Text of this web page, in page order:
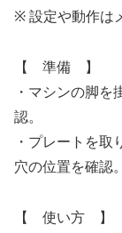
※ 設定や動作は
【 準備 】
・マシンの脚を
認。
・プレートを
穴の位置を確認
【 使い方 】